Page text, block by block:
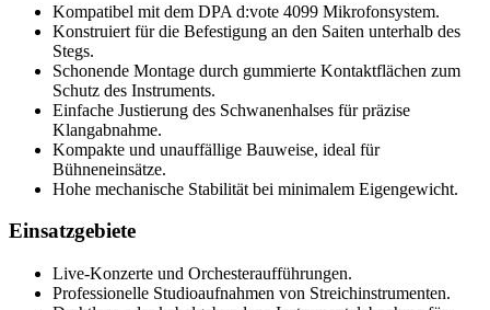
Kompatibel mit dem DPA d:vote 4099 Mikrofonsystem.
Konstruiert für die Befestigung an den Saiten unterhalb des
Stegs.
Schonende Montage durch gummierte Kontaktflächen zum
Schutz des Instruments.
Einfache Justierung des Schwanenhalses für präzise
Klangabnahme.
Kompakte und unauffällige Bauweise, ideal für
Bühneneinsätze.
Hohe mechanische Stabilität bei minimalem Eigengewicht.
Einsatzgebiete
Live-Konzerte und Orchesteraufführungen.
Professionelle Studioaufnahmen von Streichinstrumenten.